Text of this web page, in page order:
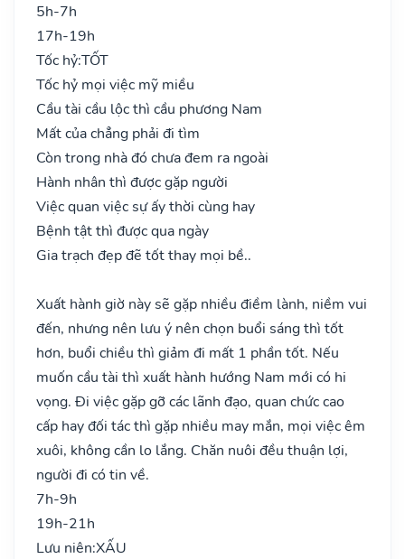
5h-7h
17h-19h
Tốc hỷ:TỐT
Tốc hỷ mọi việc mỹ miều
Cầu tài cầu lộc thì cầu phương Nam
Mất của chẳng phải đi tìm
Còn trong nhà đó chưa đem ra ngoài
Hành nhân thì được gặp người
Việc quan việc sự ấy thời cùng hay
Bệnh tật thì được qua ngày
Gia trạch đẹp đẽ tốt thay mọi bề..
Xuất hành giờ này sẽ gặp nhiều điềm lành, niềm vui
đến, nhưng nên lưu ý nên chọn buổi sáng thì tốt
hơn, buổi chiều thì giảm đi mất 1 phần tốt. Nếu
muốn cầu tài thì xuất hành hướng Nam mới có hi
vọng. Đi việc gặp gỡ các lãnh đạo, quan chức cao
cấp hay đối tác thì gặp nhiều may mắn, mọi việc êm
xuôi, không cần lo lắng. Chăn nuôi đều thuận lợi,
người đi có tin về.
7h-9h
19h-21h
Lưu niên:XẤU